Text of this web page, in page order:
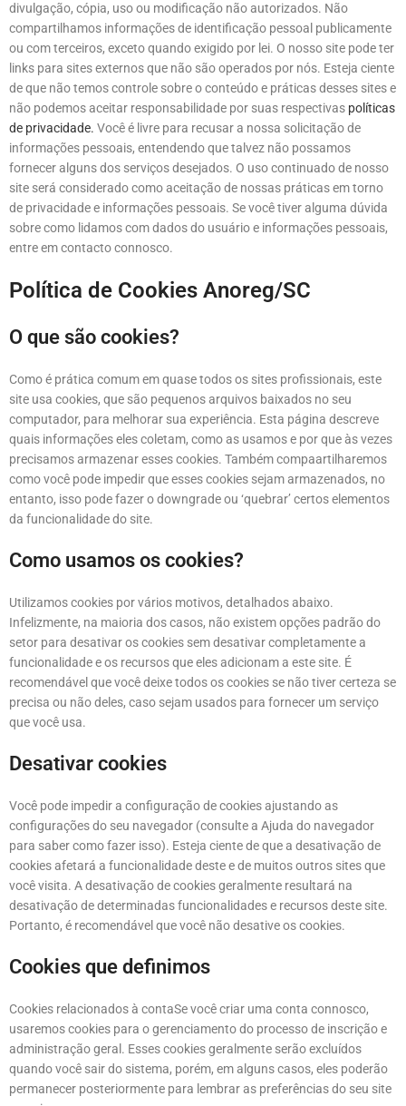
divulgação, cópia, uso ou modificação não autorizados. Não
compartilhamos informações de identificação pessoal publicamente
ou com terceiros, exceto quando exigido por lei. O nosso site pode ter
links para sites externos que não são operados por nós. Esteja ciente
de que não temos controle sobre o conteúdo e práticas desses sites e
não podemos aceitar responsabilidade por suas respectivas políticas
de privacidade. Você é livre para recusar a nossa solicitação de
informações pessoais, entendendo que talvez não possamos
fornecer alguns dos serviços desejados. O uso continuado de nosso
site será considerado como aceitação de nossas práticas em torno
de privacidade e informações pessoais. Se você tiver alguma dúvida
sobre como lidamos com dados do usuário e informações pessoais,
entre em contacto connosco.
Política de Cookies Anoreg/SC
O que são cookies?
Como é prática comum em quase todos os sites profissionais, este
site usa cookies, que são pequenos arquivos baixados no seu
computador, para melhorar sua experiência. Esta página descreve
quais informações eles coletam, como as usamos e por que às vezes
precisamos armazenar esses cookies. Também compaartilharemos
como você pode impedir que esses cookies sejam armazenados, no
entanto, isso pode fazer o downgrade ou ‘quebrar’ certos elementos
da funcionalidade do site.
Como usamos os cookies?
Utilizamos cookies por vários motivos, detalhados abaixo.
Infelizmente, na maioria dos casos, não existem opções padrão do
setor para desativar os cookies sem desativar completamente a
funcionalidade e os recursos que eles adicionam a este site. É
recomendável que você deixe todos os cookies se não tiver certeza se
precisa ou não deles, caso sejam usados para fornecer um serviço
que você usa.
Desativar cookies
Você pode impedir a configuração de cookies ajustando as
configurações do seu navegador (consulte a Ajuda do navegador
para saber como fazer isso). Esteja ciente de que a desativação de
cookies afetará a funcionalidade deste e de muitos outros sites que
você visita. A desativação de cookies geralmente resultará na
desativação de determinadas funcionalidades e recursos deste site.
Portanto, é recomendável que você não desative os cookies.
Cookies que definimos
Cookies relacionados à contaSe você criar uma conta connosco,
usaremos cookies para o gerenciamento do processo de inscrição e
administração geral. Esses cookies geralmente serão excluídos
quando você sair do sistema, porém, em alguns casos, eles poderão
permanecer posteriormente para lembrar as preferências do seu site